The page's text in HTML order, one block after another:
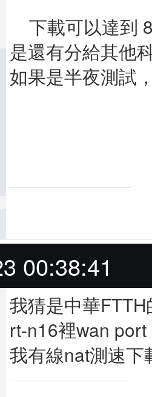
下載可以達到
是還有分給其他
如果是半夜測試
00:38:41
我猜是中華
rt-n16裡wan
我有線nat測速